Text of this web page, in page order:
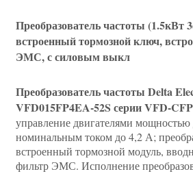
Преобразователь частоты (1.5кВт
встроенный тормозной ключ,
ЭМС, с силовым выкл
Преобразователь частоты Delta
VFD015FP4EA-52S серии VFD-
управление двигателями
номинальным током до 4,2 А;
встроенный тормозной модуль,
фильтр ЭМС. Исполнение